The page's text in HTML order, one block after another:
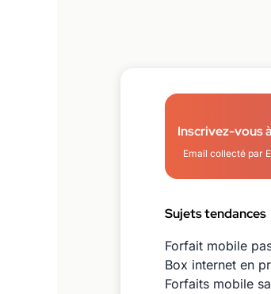
Inscrivez-vous
Email collecté par
Sujets tendances
Forfait mobile
Box internet en
Forfaits mobile